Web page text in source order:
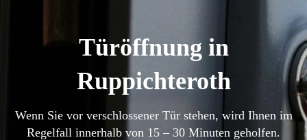
Türöffnung in
Ruppichteroth
Wenn Sie vor verschlossener Tür stehen, wird Ihnen im
Regelfall innerhalb von 15 – 30 Minuten geholfen.